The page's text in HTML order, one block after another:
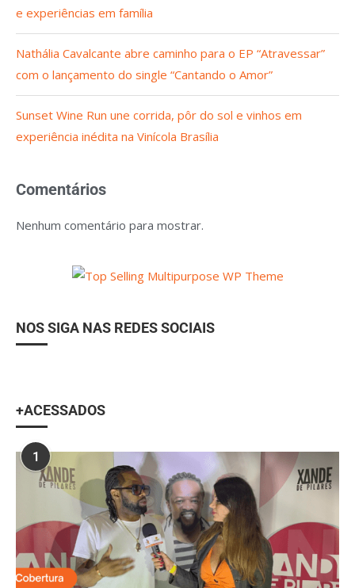
e experiências em família
Nathália Cavalcante abre caminho para o EP “Atravessar”
com o lançamento do single “Cantando o Amor”
Sunset Wine Run une corrida, pôr do sol e vinhos em
experiência inédita na Vinícola Brasília
Comentários
Nenhum comentário para mostrar.
NOS SIGA NAS REDES SOCIAIS
+ACESSADOS
1